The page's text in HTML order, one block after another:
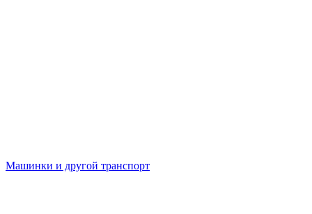
Машинки и другой транспорт